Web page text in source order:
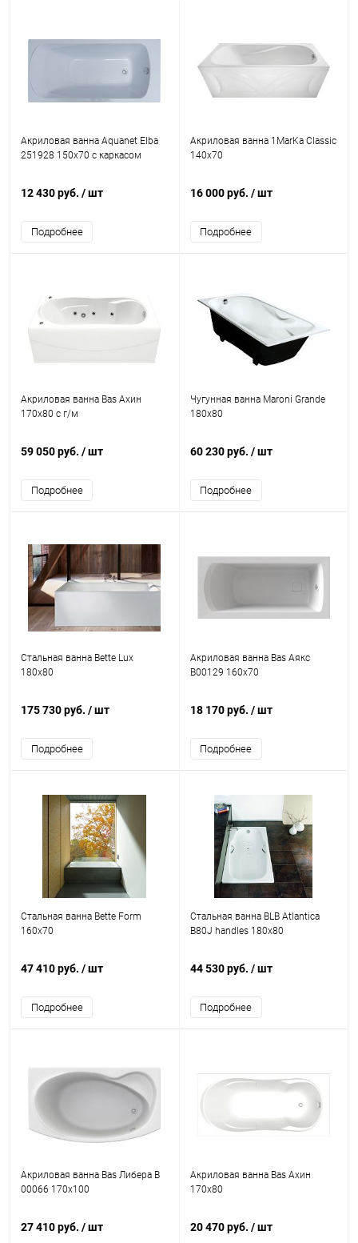
Акриловая ванна Aquanet Elba
251928 150x70 с каркасом
12 430 руб. / шт
Подробнее
Акриловая ванна 1MarKa Classic
140x70
16 000 руб. / шт
Подробнее
Акриловая ванна Bas Ахин
170x80 с г/м
59 050 руб. / шт
Подробнее
Чугунная ванна Maroni Grande
180x80
60 230 руб. / шт
Подробнее
Стальная ванна Bette Lux
180x80
175 730 руб. / шт
Подробнее
Акриловая ванна Bas Аякс
В00129 160x70
18 170 руб. / шт
Подробнее
Стальная ванна Bette Form
160x70
47 410 руб. / шт
Подробнее
Стальная ванна BLB Atlantica
B80J handles 180x80
44 530 руб. / шт
Подробнее
Акриловая ванна Bas Либера В
00066 170x100
27 410 руб. / шт
Акриловая ванна Bas Ахин
170x80
20 470 руб. / шт